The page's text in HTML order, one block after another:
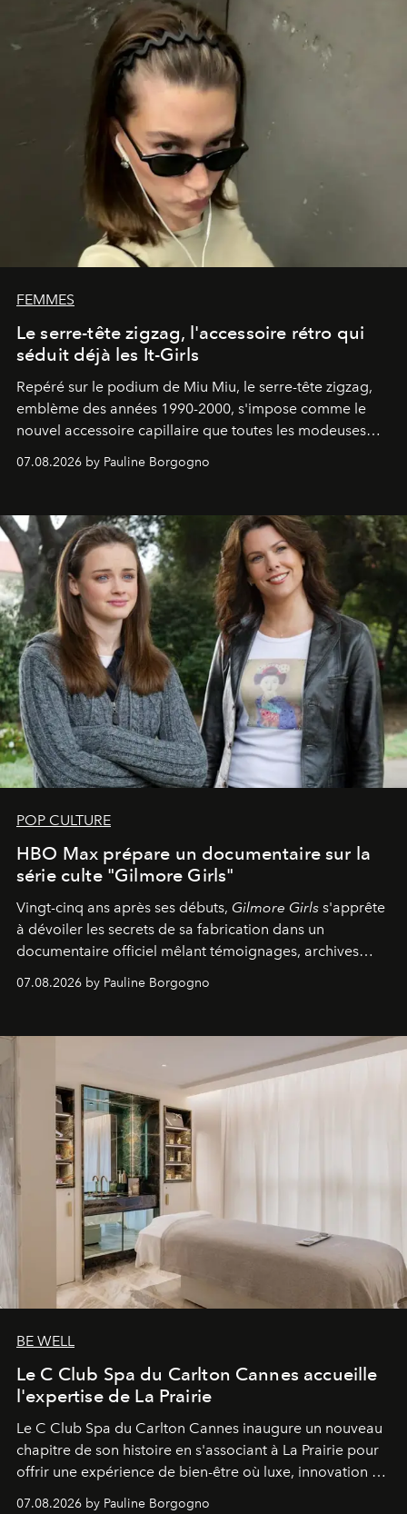
FEMMES
Le serre-tête zigzag, l'accessoire rétro qui
séduit déjà les It-Girls
Repéré sur le podium de Miu Miu, le serre-tête zigzag,
emblème des années 1990-2000, s'impose comme le
nouvel accessoire capillaire que toutes les modeuses
s'arrachent déjà.
07.08.2026 by Pauline Borgogno
POP CULTURE
HBO Max prépare un documentaire sur la
série culte "Gilmore Girls"
Vingt-cinq ans après ses débuts, Gilmore Girls s'apprête
à dévoiler les secrets de sa fabrication dans un
documentaire officiel mêlant témoignages, archives
inédites et plongée dans les coulisses d'un phénomène
générationnel.
07.08.2026 by Pauline Borgogno
BE WELL
Le C Club Spa du Carlton Cannes accueille
l'expertise de La Prairie
Le C Club Spa du Carlton Cannes inaugure un nouveau
chapitre de son histoire en s'associant à La Prairie pour
offrir une expérience de bien-être où luxe, innovation et
expertise se rencontrent.
07.08.2026 by Pauline Borgogno